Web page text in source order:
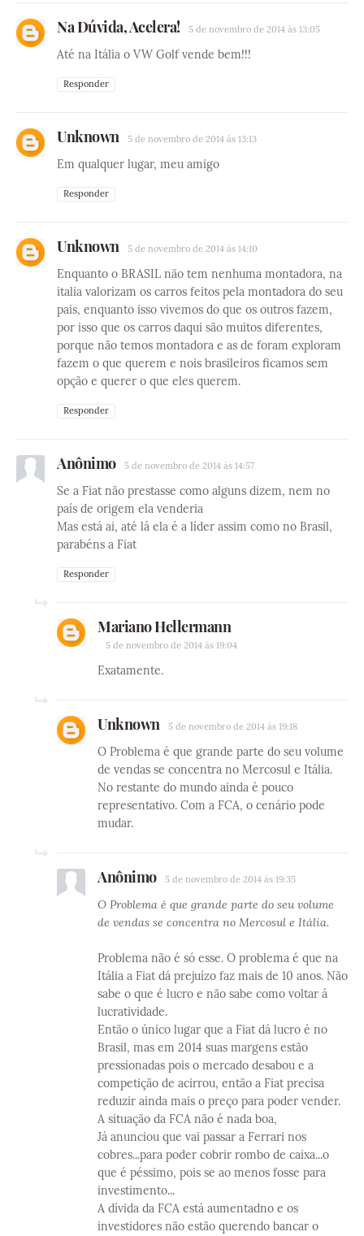
Na Dúvida, Acelera! 5 de novembro de 2014 às 13:05
Até na Itália o VW Golf vende bem!!!
Responder
Unknown 5 de novembro de 2014 às 13:13
Em qualquer lugar, meu amigo
Responder
Unknown 5 de novembro de 2014 às 14:10
Enquanto o BRASIL não tem nenhuma montadora, na
italia valorizam os carros feitos pela montadora do seu
pais, enquanto isso vivemos do que os outros fazem,
por isso que os carros daqui são muitos diferentes,
porque não temos montadora e as de foram exploram
fazem o que querem e nois brasileiros ficamos sem
opção e querer o que eles querem.
Responder
Anônimo 5 de novembro de 2014 às 14:57
Se a Fiat não prestasse como alguns dizem, nem no
país de origem ela venderia
Mas está ai, até lá ela é a líder assim como no Brasil,
parabéns a Fiat
Responder
Mariano Hellermann
5 de novembro de 2014 às 19:04
Exatamente.
Unknown 5 de novembro de 2014 às 19:18
O Problema é que grande parte do seu volume
de vendas se concentra no Mercosul e Itália.
No restante do mundo ainda é pouco
representativo. Com a FCA, o cenário pode
mudar.
Anônimo 5 de novembro de 2014 às 19:35
O Problema é que grande parte do seu volume
de vendas se concentra no Mercosul e Itália.
Problema não é só esse. O problema é que na
Itália a Fiat dá prejuízo faz mais de 10 anos. Não
sabe o que é lucro e não sabe como voltar á
lucratividade.
Então o único lugar que a Fiat dá lucro é no
Brasil, mas em 2014 suas margens estão
pressionadas pois o mercado desabou e a
competição de acirrou, então a Fiat precisa
reduzir ainda mais o preço para poder vender.
A situação da FCA não é nada boa,
Já anunciou que vai passar a Ferrari nos
cobres...para poder cobrir rombo de caixa...o
que é péssimo, pois se ao menos fosse para
investimento...
A dívida da FCA está aumentadno e os
investidores não estão querendo bancar o